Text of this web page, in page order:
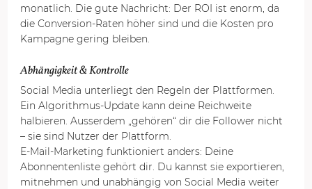
monatlich. Die gute Nachricht: Der ROI ist enorm, da
die Conversion-Raten höher sind und die Kosten pro
Kampagne gering bleiben.
Abhängigkeit & Kontrolle
Social Media unterliegt den Regeln der Plattformen.
Ein Algorithmus-Update kann deine Reichweite
halbieren. Ausserdem „gehören“ dir die Follower nicht
– sie sind Nutzer der Plattform.
E-Mail-Marketing funktioniert anders: Deine
Abonnentenliste gehört dir. Du kannst sie exportieren,
mitnehmen und unabhängig von Social Media weiter